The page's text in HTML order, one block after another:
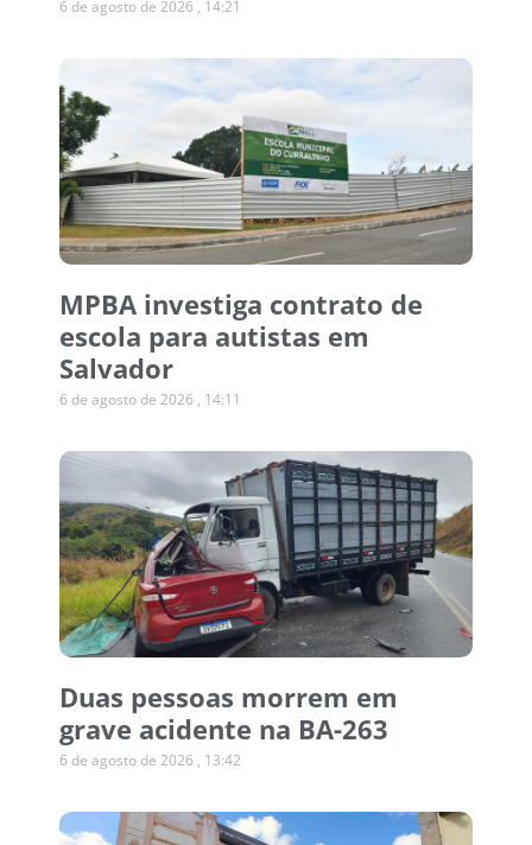
6 de agosto de 2026 14:21
MPBA investiga contrato de
escola para autistas em
Salvador
6 de agosto de 2026 14:11
Duas pessoas morrem em
grave acidente na BA-263
6 de agosto de 2026 13:42